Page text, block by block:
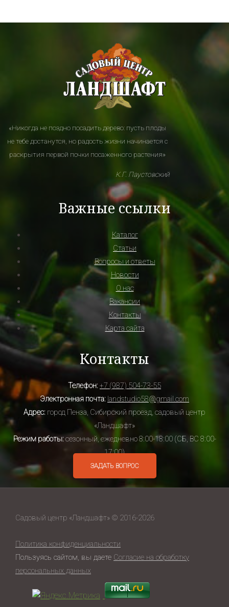
«Никогда не поздно посадить дерево: пусть плоды
не тебе достанутся, но радость жизни начинается с
раскрытия первой почки посаженного растения»
К.Г. Паустовский
Важные ссылки
Каталог
Статьи
Вопросы и ответы
Новости
О нас
Вакансии
Контакты
Карта сайта
Контакты
Телефон:+7 (987) 504-73-55
Электронная почта: landstudio58@gmail.com
Адрес: город Пенза, Сибирский проезд, садовый центр
«Ландшафт»
Режим работы:сезонный, ежедневно 8:00-18:00 (СБ, ВС 8:00-
17:00)
ЗАДАТЬ ВОПРОС
Садовый центр «Ландшафт» © 2016-2026
Политика конфиденциальности
Пользуясь сайтом, вы даете Согласие на обработку
персональных данных